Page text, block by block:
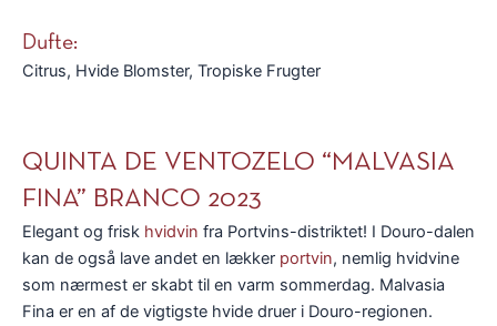
Dufte:
Citrus, Hvide Blomster, Tropiske Frugter
QUINTA DE VENTOZELO “MALVASIA
FINA” BRANCO 2023
Elegant og frisk hvidvin fra Portvins-distriktet! I Douro-dalen
kan de også lave andet en lækker portvin, nemlig hvidvine
som nærmest er skabt til en varm sommerdag. Malvasia
Fina er en af de vigtigste hvide druer i Douro-regionen.